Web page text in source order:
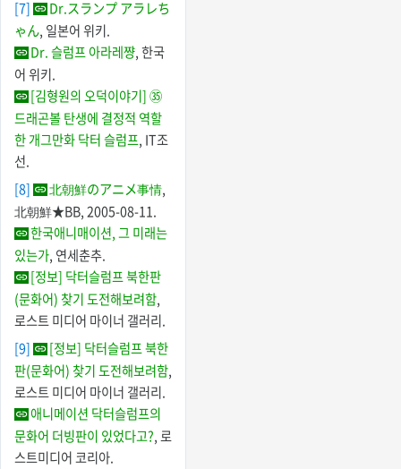
[7]
Dr.スランプ アラレち
ゃん, 일본어 위키.
Dr. 슬럼프 아라레쨩, 한국
어 위키.
[김형원의 오덕이야기] ㉟
드래곤볼 탄생에 결정적 역할
한 개그만화 닥터 슬럼프, IT조
선.
[8]
北朝鮮のアニメ事情,
北朝鮮★BB, 2005-08-11.
한국애니매이션, 그 미래는
있는가, 연세춘추.
[정보] 닥터슬럼프 북한판
(문화어) 찾기 도전해보려함,
로스트 미디어 마이너 갤러리.
[9]
[정보] 닥터슬럼프 북한
판(문화어) 찾기 도전해보려함,
로스트 미디어 마이너 갤러리.
애니메이션 닥터슬럼프의
문화어 더빙판이 있었다고?, 로
스트미디어 코리아.